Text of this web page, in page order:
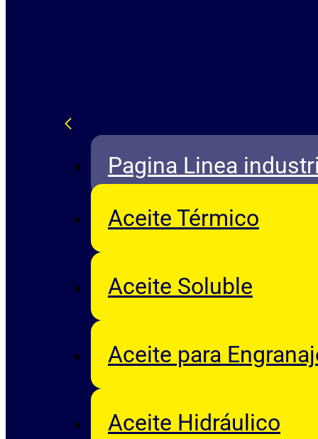
Pagina Linea
Aceite Térmico
Aceite Soluble
Aceite para
Aceite Hidráulico